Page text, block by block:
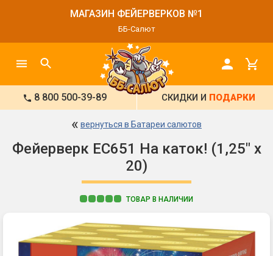
МАГАЗИН ФЕЙЕРВЕРКОВ №1
ББ-Салют
8 800 500-39-89 СКИДКИ И ПОДАРКИ
« вернуться в Батареи салютов
Фейерверк ЕС651 На каток! (1,25" х
20)
ТОВАР В НАЛИЧИИ